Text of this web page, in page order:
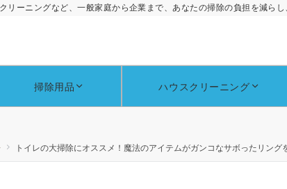
ーニングなど、一般家庭から企業まで、あなたの掃除の負担を減ら
掃除用品 ハウスクリーニング
トイレの大掃除にオススメ！魔法のアイテムがガンコなサボったリング